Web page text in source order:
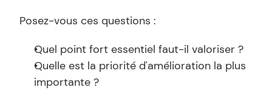
Posez-vous ces questions :
Quel point fort essentiel faut-il valoriser ?
Quelle est la priorité d'amélioration la plus
importante ?